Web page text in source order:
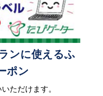
ンに使えるふ
ポン
ただけます。